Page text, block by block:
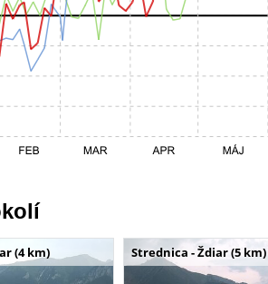
(4 km) Strednica - Ždiar (5 km)